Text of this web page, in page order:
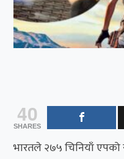
40
SHARES
भारतले २७५ चिनियाँ एपको